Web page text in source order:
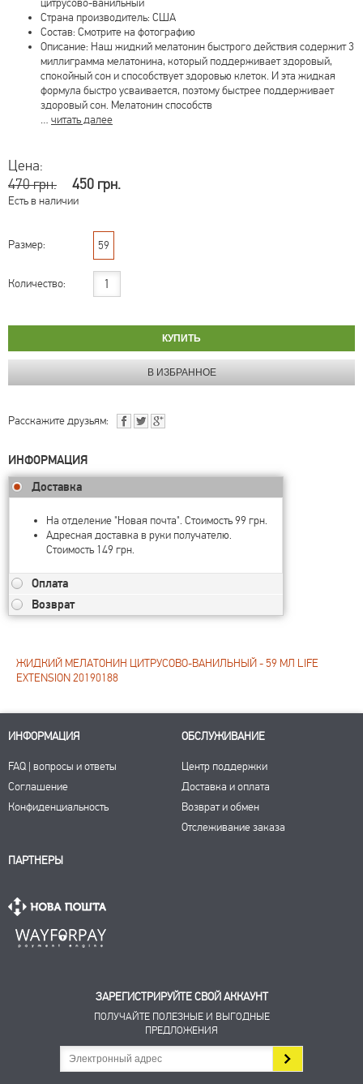
Страна производитель: США
Состав: Смотрите на фотографию
Описание: Наш жидкий мелатонин быстрого действия содержит 3
миллиграмма мелатонина, который поддерживает здоровый,
спокойный сон и способствует здоровью клеток. И эта жидкая
формула быстро усваивается, поэтому быстрее поддерживает
здоровый сон. Мелатонин способств
… читать далее
Цена:
470 грн.
450 грн.
Есть в наличии
Размер: 59
Количество:
Расскажите друзьям:
ИНФОРМАЦИЯ
Доставка
На отделение "Новая почта". Стоимость 99 грн.
Адресная доставка в руки получателю.
Стоимость 149 грн.
Оплата
Возврат
ЖИДКИЙ МЕЛАТОНИН ЦИТРУСОВО-ВАНИЛЬНЫЙ - 59 МЛ LIFE
EXTENSION 20190188
ИНФОРМАЦИЯ
FAQ | вопросы и ответы
Соглашение
Конфиденциальность
ОБСЛУЖИВАНИЕ
Центр поддержки
Доставка и оплата
Возврат и обмен
Отслеживание заказа
ПАРТНЕРЫ
ЗАРЕГИСТРИРУЙТЕ СВОЙ АККАУНТ
ПОЛУЧАЙТЕ ПОЛЕЗНЫЕ И ВЫГОДНЫЕ
ПРЕДЛОЖЕНИЯ